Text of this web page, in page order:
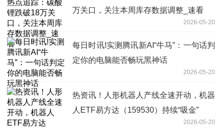
万关口，关注本周库存数据调整_速看
2026-05-20
每日时讯!实测腾讯新AI“牛马”：一句话判
定你的电脑能否畅玩黑神话
2026-05-20
热资讯！人形机器人产线全速开动，机器
人ETF易方达（159530）持续“吸金”
2026-05-20